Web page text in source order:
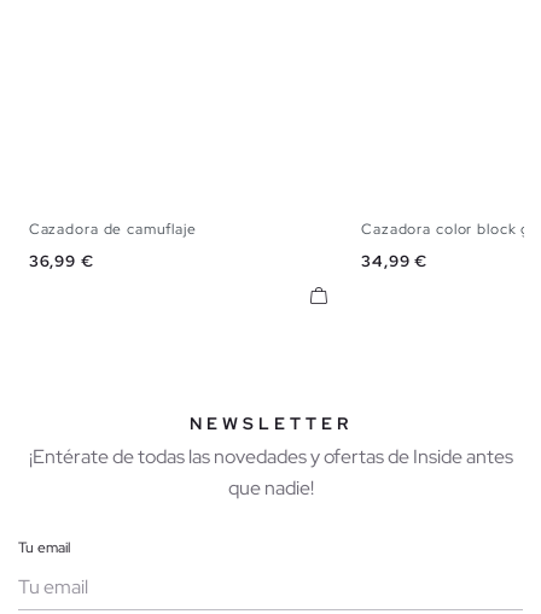
Cazadora de camuflaje
Precio
36,99 €
L
Cazadora color block
Precio
34,99 €
NEWSLETTER
¡Entérate de todas las novedades y ofertas de Inside antes
que nadie!
Tu email